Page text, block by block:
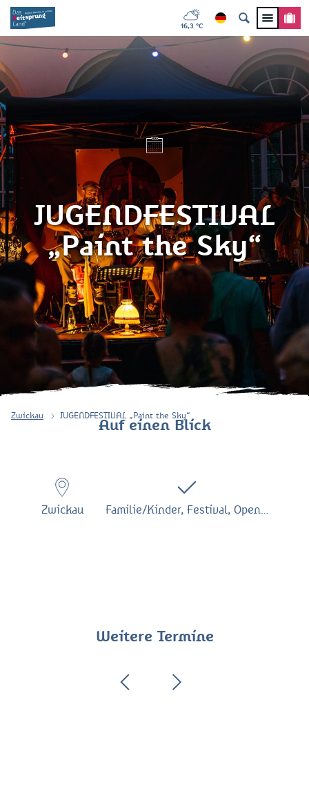
16,3 °C
JUGENDFESTIVAL
„Paint the Sky“
Zwickau JUGENDFESTIVAL „Paint the Sky“
Auf einen Blick
Zwickau Familie/Kinder, Festival, Open…
Weitere Termine